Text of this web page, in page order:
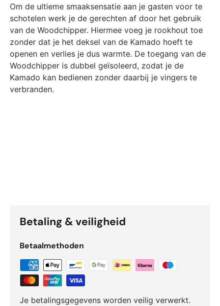
Om de ultieme smaaksensatie aan je gasten voor te
schotelen werk je de gerechten af door het gebruik
van de Woodchipper. Hiermee voeg je rookhout toe
zonder dat je het deksel van de Kamado hoeft te
openen en verlies je dus warmte. De toegang van de
Woodchipper is dubbel geïsoleerd, zodat je de
Kamado kan bedienen zonder daarbij je vingers te
verbranden.
Betaling & veiligheid
Betaalmethoden
Je betalingsgegevens worden veilig verwerkt.